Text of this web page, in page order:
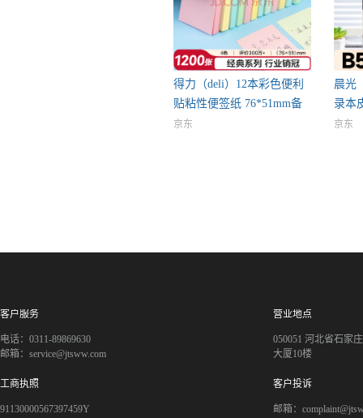
得力（deli）12本彩色便利
贴粘性便签纸 76*51mm备
京东
晨光
录本
软
京东
客户服务
电话：0311-89869630
邮箱：service@jtsww.com
营业地点
050051 河北省石家
大厦10楼
工商执照
91130000567397459Y
客户投诉
邮箱：